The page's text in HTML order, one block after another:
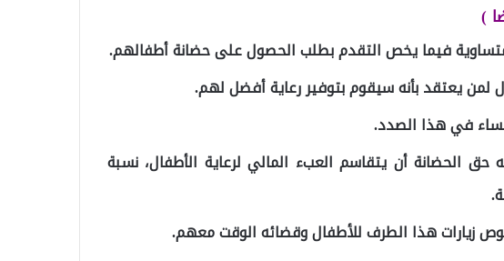
)
فيما يخص التقدم بطلب الحصول على حضانة أطفالهم.
لمن يعتقد بأنه سيقوم بتوفير رعاية أفضل لهم.
في هذا الصدد.
الحضانة أن يتقاسم العبء المالي لرعاية الأطفال، نسبة
زيارات هذا الطرف للأطفال وقضائه الوقت معهم.